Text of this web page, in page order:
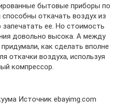
бытовые приборы по
откачать воздух из
запечатать ее. Но стоимость
довольно высока. А между
как сделать вполне
откачки воздуха, используя
компрессор.
Источник ebayimg.com